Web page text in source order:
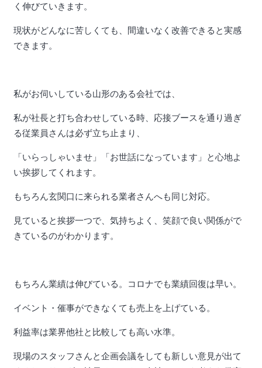
く伸びていきます。
現状がどんなに苦しくても、間違いなく改善できると実感
できます。
私がお伺いしている山形のある会社では、
私が社長と打ち合わせしている時、応接ブースを通り過ぎ
る従業員さんは必ず立ち止まり、
「いらっしゃいませ」「お世話になっています」と心地よ
い挨拶してくれます。
もちろん玄関口に来られる業者さんへも同じ対応。
見ていると挨拶一つで、気持ちよく、笑顔で良い関係がで
きているのがわかります。
もちろん業績は伸びている。コロナでも業績回復は早い。
イベント・催事ができなくても売上を上げている。
利益率は業界他社と比較しても高い水準。
現場のスタッフさんと企画会議をしても新しい意見が出て